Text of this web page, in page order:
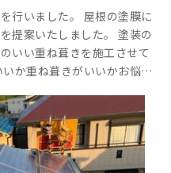
行いました。 屋根の塗膜に
提案いたしました。 塗装の
いい重ね葺きを施工させて
か重ね葺きがいいかお悩み
ご提案させていただきま
わせください！ 詳しくは現
大阪府和泉市で屋根重ね
工まで･･･